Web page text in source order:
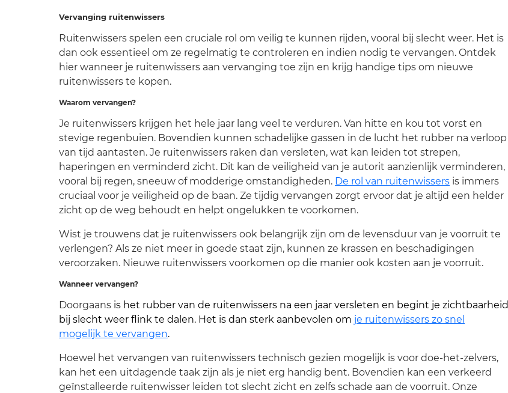
Vervanging ruitenwissers
Ruitenwissers spelen een cruciale rol om veilig te kunnen rijden, vooral bij slecht weer. Het is
dan ook essentieel om ze regelmatig te controleren en indien nodig te vervangen. Ontdek
hier wanneer je ruitenwissers aan vervanging toe zijn en krijg handige tips om nieuwe
ruitenwissers te kopen.
Waarom vervangen?
Je ruitenwissers krijgen het hele jaar lang veel te verduren. Van hitte en kou tot vorst en
stevige regenbuien. Bovendien kunnen schadelijke gassen in de lucht het rubber na verloop
van tijd aantasten. Je ruitenwissers raken dan versleten, wat kan leiden tot strepen,
haperingen en verminderd zicht. Dit kan de veiligheid van je autorit aanzienlijk verminderen,
vooral bij regen, sneeuw of modderige omstandigheden. De rol van ruitenwissers is immers
cruciaal voor je veiligheid op de baan. Ze tijdig vervangen zorgt ervoor dat je altijd een helder
zicht op de weg behoudt en helpt ongelukken te voorkomen.
Wist je trouwens dat je ruitenwissers ook belangrijk zijn om de levensduur van je voorruit te
verlengen? Als ze niet meer in goede staat zijn, kunnen ze krassen en beschadigingen
veroorzaken. Nieuwe ruitenwissers voorkomen op die manier ook kosten aan je voorruit.
Wanneer vervangen?
Doorgaans is het rubber van de ruitenwissers na een jaar versleten en begint je zichtbaarheid
bij slecht weer flink te dalen. Het is dan sterk aanbevolen om je ruitenwissers zo snel
mogelijk te vervangen.
Hoewel het vervangen van ruitenwissers technisch gezien mogelijk is voor doe-het-zelvers,
kan het een uitdagende taak zijn als je niet erg handig bent. Bovendien kan een verkeerd
geïnstalleerde ruitenwisser leiden tot slecht zicht en zelfs schade aan de voorruit. Onze